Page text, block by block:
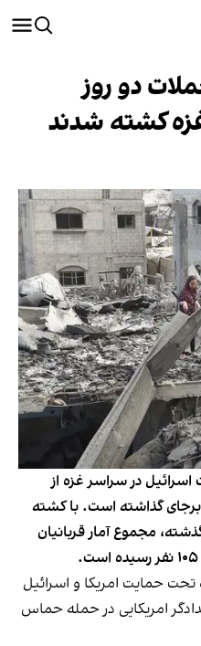
در حملات دو روز
کشته شدند
اسرائیل در سراسر غزه از
تاکنون ۲۷ کشته برجای گذاشته است. با کشته
در روز گذشته، مجموع آمار قربانیان
تحت حمایت امریکا و اسرائیل
امریکایی در حمله حماس